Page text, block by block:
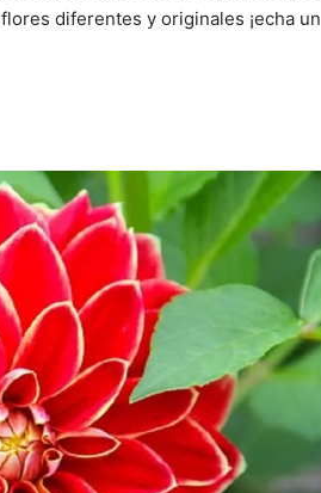
diferentes y originales ¡echa un